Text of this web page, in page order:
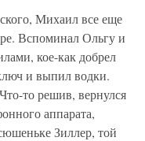
Михаил все еще
Вспоминал Ольгу и
кое-как добрел
и выпил водки.
то решив, вернулся
аппарата,
Зиллер, той